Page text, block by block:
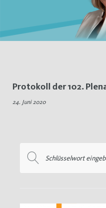
Vorsorge
Protokoll der 102.
24. Juni 2020
nach: